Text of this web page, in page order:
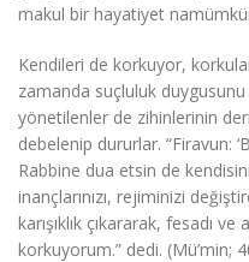
makul bir hayatiyet
Kendileri de korkuyor,
zamanda suçluluk
yönetilenler de zihinlerinin
debelenip dururlar. “Firavun:
Rabbine dua etsin de
inançlarınızı, rejiminizi
karışıklık çıkararak, fesadı
korkuyorum.” dedi. (Mü’min;